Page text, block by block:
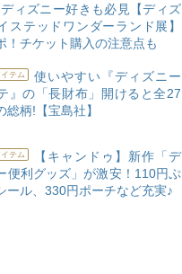
ディズニー好きも必見【ディズ
ステッドワンダーランド展】
！チケット購入の注意点も
テム
使いやすい『ディズニー
』の「長財布」開けると全27
総柄!【宝島社】
テム
【キャンドゥ】新作「デ
便利グッズ」が激安！110円ぷ
ール、330円ポーチなど充実♪